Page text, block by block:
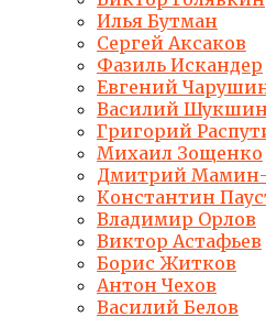
Илья Бутман
Сергей Аксаков
Фазиль Искандер
Евгений
Василий Шукшин
Григорий
Михаил Зощенко
Дмитрий
Константин
Владимир Орлов
Виктор Астафьев
Борис Житков
Антон Чехов
Василий Белов